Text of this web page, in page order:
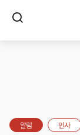
알림 인사